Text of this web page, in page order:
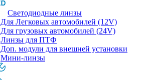
Светодиодные линзы
Для Легковых автомобилей (12V)
Для грузовых автомобилей (24V)
Линзы для ПТФ
Доп. модули для внешней установки
Мини-линзы